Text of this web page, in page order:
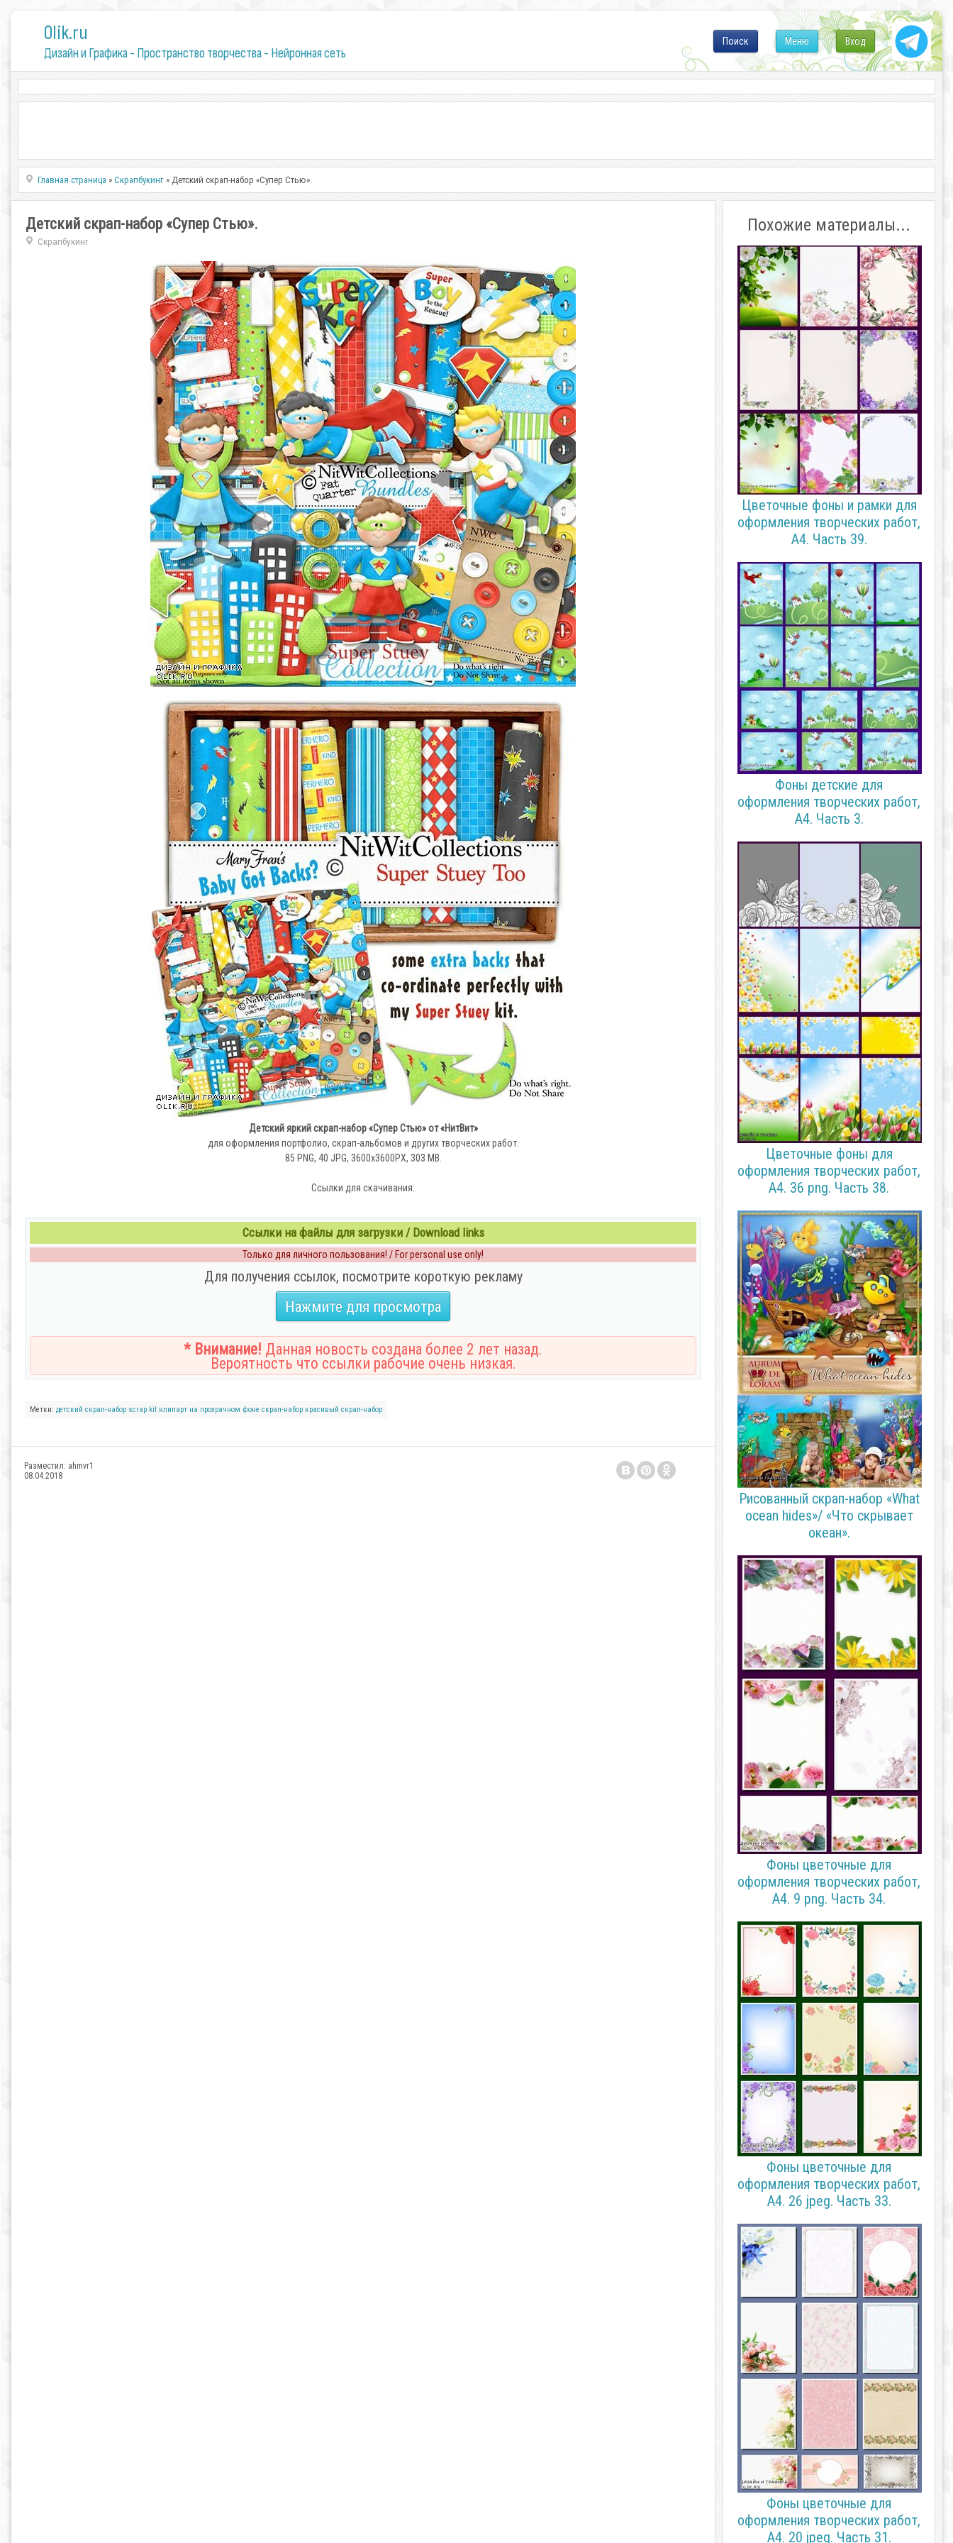
0lik.ru
Дизайн и Графика - Пространство творчества - Нейронная сеть
Вход
Меню
Поиск
Главная страница »Скрапбукинг » Детский cкрап-набор «Супер Стью».
Детский cкрап-набор «Супер Стью».
Скрапбукинг
Детский яркий cкрап-набор «Супер Стью» от «НитВит»
для оформления портфолио, скрап-альбомов и других творческих работ.
85 PNG, 40 JPG, 3600x3600PX, 303 MB.
Ссылки для скачивания:
Ссылки на файлы для загрузки / Download links
Только для личного пользования! / For personal use only!
Для получения ссылок, посмотрите короткую рекламу
Нажмите для просмотра
* Внимание! Данная новость создана более 2 лет назад.
Вероятность что ссылки рабочие очень низкая.
Метки: детский скрап-набор scrap kit клипарт на прозрачном фоне скрап-набор красивый cкрап-набор
Разместил: ahmvr1
08.04.2018
Похожие материалы...
Цветочные фоны и рамки для
оформления творческих работ,
А4. Часть 39.
Фоны детские для
оформления творческих работ,
А4. Часть 3.
Цветочные фоны для
оформления творческих работ,
А4. 36 png. Часть 38.
Рисованный cкрап-набор «What
ocean hides»/ «Что скрывает
океан».
Фоны цветочные для
оформления творческих работ,
А4. 9 png. Часть 34.
Фоны цветочные для
оформления творческих работ,
А4. 26 jpeg. Часть 33.
Фоны цветочные для
оформления творческих работ,
А4. 20 jpeg. Часть 31.